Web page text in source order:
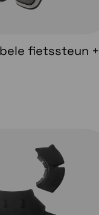
fietssteun +